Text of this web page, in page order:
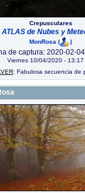
Crepusculares
ATLAS de Nubes y
MonRosa ( )
de captura: 2020-02-
Viernes 10/04/2020 - 13:17
: Fabulosa secuencia de